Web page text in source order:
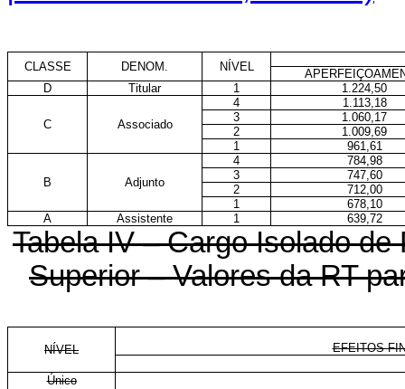
CLASSE DENOM. NÍVEL
D
Titular 1 1.224,50
C Associado
4
1.113,18
3
1.060,17
2
1.009,69
1
961,61
B Adjunto
4
784,98
3
747,60
2
712,00
1
678,10
A
Assistente 1 639,72
Tabela IV – Cargo Isolado
Superior – Valores da RT
NÍVEL EFEITOS
Único